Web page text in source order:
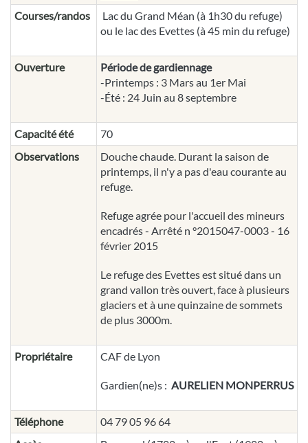
Courses/randos
Lac du Grand Méan (à 1h30 du refuge)
ou le lac des Evettes (à 45 min du refuge)
Ouverture
Période de gardiennage
-Printemps : 3 Mars au 1er Mai
-Été : 24 Juin au 8 septembre
Capacité été
70
Observations
Douche chaude. Durant la saison de
printemps, il n'y a pas d'eau courante au
refuge.
Refuge agrée pour l'accueil des mineurs
encadrés - Arrêté n °2015047-0003 - 16
février 2015
Le refuge des Evettes est situé dans un
grand vallon très ouvert, face à plusieurs
glaciers et à une quinzaine de sommets
de plus 3000m.
Propriétaire CAF de Lyon
Gardien(ne)s : AURELIEN MONPERRUS
Téléphone
04 79 05 96 64